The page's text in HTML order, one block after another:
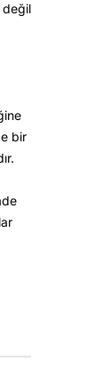
değil
bir